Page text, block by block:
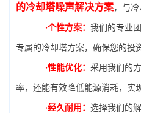
的冷却塔噪声解决方案，与
·个性方案： 我们的专业
专属的冷却塔方案，确保您的投
·性能优化： 采用我们的
率，还能有效降低能源消耗，实
·经久耐用： 选择我们的